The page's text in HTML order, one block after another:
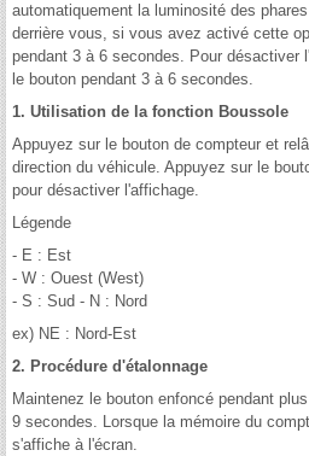
automatiquement la luminosité des
derrière vous, si vous avez activé cette
pendant 3 à 6 secondes. Pour désactiver
le bouton pendant 3 à 6 secondes.
1. Utilisation de la fonction Boussole
Appuyez sur le bouton de compteur et
direction du véhicule. Appuyez sur le
pour désactiver l'affichage.
Légende
- E : Est
- W : Ouest (West)
- S : Sud - N : Nord
ex) NE : Nord-Est
2. Procédure d'étalonnage
Maintenez le bouton enfoncé pendant
9 secondes. Lorsque la mémoire du
s'affiche à l'écran.